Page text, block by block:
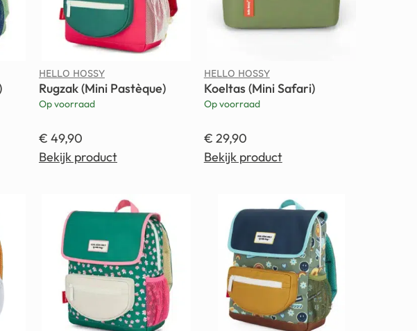
HELLO HOSSY
Rugzak (Mini Pastèque)
Op voorraad
€ 49,90
Bekijk product
HELLO HOSSY
Koeltas (Mini Safari)
Op voorraad
€ 29,90
Bekijk product